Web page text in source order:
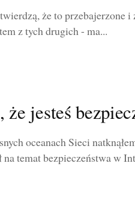
że to przebajerzone i
z tych drugich - ma...
jesteś
oceanach Sieci
temat bezpieczeństwa w